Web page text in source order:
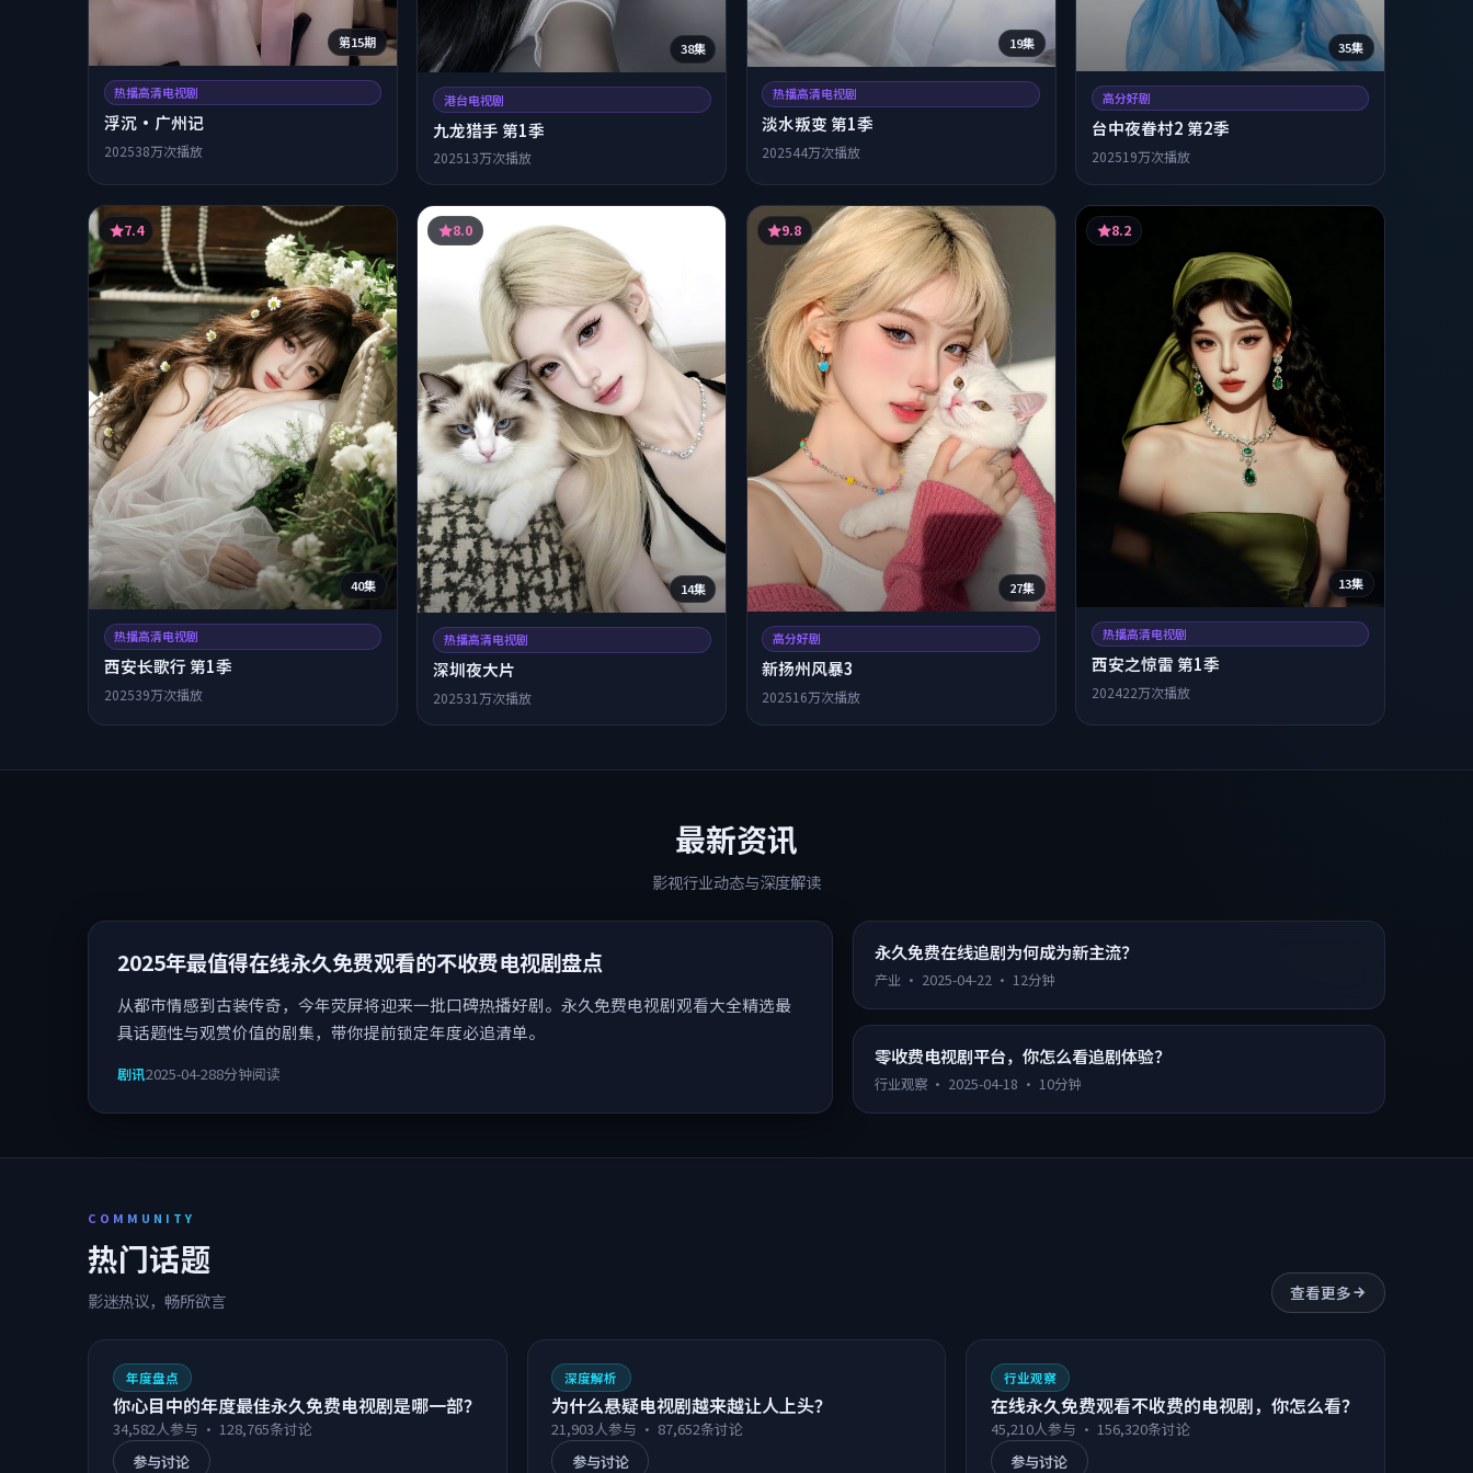
第15期
热播高清电视剧
浮沉·广州记
202538万次播放
38集
港台电视剧
九龙猎手 第1季
202513万次播放
19集
热播高清电视剧
淡水叛变 第1季
202544万次播放
35集
高分好剧
台中夜眷村2 第2季
202519万次播放
40集
7.4
热播高清电视剧
西安长歌行 第1季
202539万次播放
14集
8.0
热播高清电视剧
深圳夜大片
202531万次播放
27集
9.8
高分好剧
新扬州风暴3
202516万次播放
13集
8.2
热播高清电视剧
西安之惊雷 第1季
202422万次播放
最新资讯
影视行业动态与深度解读
2025年最值得在线永久免费观看的不收费电视剧盘点
从都市情感到古装传奇，今年荧屏将迎来一批口碑热播好剧。永久免费电视剧观看大全精选最
具话题性与观赏价值的剧集，带你提前锁定年度必追清单。
剧讯2025-04-288分钟阅读
永久免费在线追剧为何成为新主流？
产业 · 2025-04-22 · 12分钟
零收费电视剧平台，你怎么看追剧体验？
行业观察 · 2025-04-18 · 10分钟
COMMUNITY
热门话题
影迷热议，畅所欲言 查看更多
年度盘点
你心目中的年度最佳永久免费电视剧是哪一部？
34,582人参与 · 128,765条讨论
参与讨论
深度解析
为什么悬疑电视剧越来越让人上头？
21,903人参与 · 87,652条讨论
参与讨论
行业观察
在线永久免费观看不收费的电视剧，你怎么看？
45,210人参与 · 156,320条讨论
参与讨论